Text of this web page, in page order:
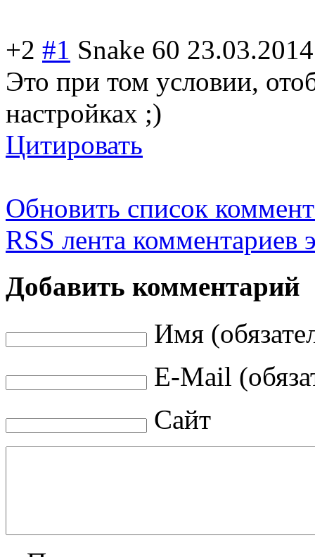
+2 #1 Snake 60
Это при том условии,
настройках ;)
Цитировать
Обновить список
RSS лента комментариев
Добавить комментарий
Имя
E-Mail
Сайт